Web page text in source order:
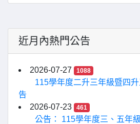
近月內熱門公告
2026-07-27 1088
115學年度二升三年級暨四
告
2026-07-23
461
公告： 115學年度三、五年